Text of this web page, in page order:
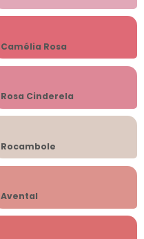
Camélia Rosa
Rosa Cinderela
Rocambole
Avental